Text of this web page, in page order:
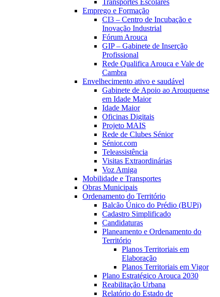
Emprego e Formação
CI3 – Centro de Incubação e
Inovação Industrial
Fórum Arouca
GIP – Gabinete de Inserção
Profissional
Rede Qualifica Arouca e Vale de
Cambra
Envelhecimento ativo e saudável
Gabinete de Apoio ao Arouquense
em Idade Maior
Idade Maior
Oficinas Digitais
Projeto MAIS
Rede de Clubes Sénior
Sénior.com
Teleassistência
Visitas Extraordinárias
Voz Amiga
Mobilidade e Transportes
Obras Municipais
Ordenamento do Território
Balcão Único do Prédio (BUPi)
Cadastro Simplificado
Candidaturas
Planeamento e Ordenamento do
Território
Planos Territoriais em
Elaboração
Planos Territoriais em Vigor
Plano Estratégico Arouca 2030
Reabilitação Urbana
Relatório do Estado de